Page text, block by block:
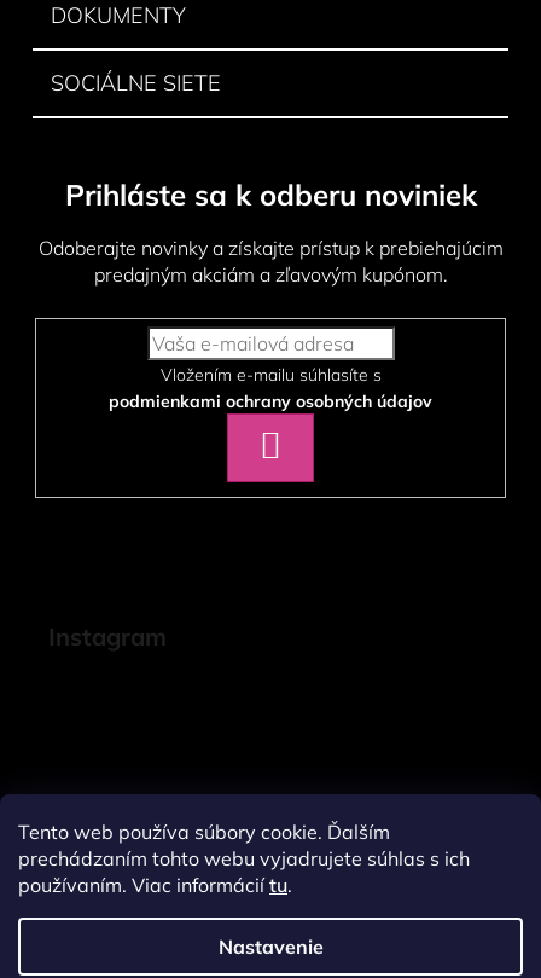
Tento web používa súbory cookie. Ďalším
prechádzaním tohto webu vyjadrujete súhlas s ich
používaním. Viac informáciítu.
Nastavenie
DOKUMENTY
SOCIÁLNE SIETE
Prihláste sa k odberu noviniek
Odoberajte novinky a získajte prístup k prebiehajúcim
predajným akciám a zľavovým kupónom.
podmienkami ochrany osobných údajov
SA
Instagram